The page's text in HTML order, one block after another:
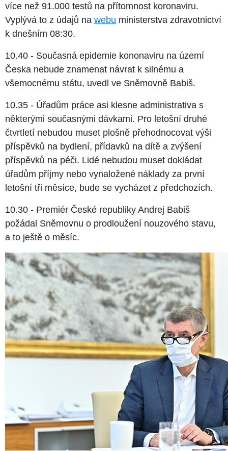
více než 91.000 testů na přítomnost koronaviru.
Vyplývá to z údajů na webu ministerstva zdravotnictví
k dnešním 08:30.
10.40 - Současná epidemie kononaviru na území
Česka nebude znamenat návrat k silnému a
všemocnému státu, uvedl ve Sněmovně Babiš.
10.35 - Úřadům práce asi klesne administrativa s
některými současnými dávkami. Pro letošní druhé
čtvrtletí nebudou muset plošně přehodnocovat výši
příspěvků na bydlení, přídavků na dítě a zvýšení
příspěvků na péči. Lidé nebudou muset dokládat
úřadům příjmy nebo vynaložené náklady za první
letošní tři měsíce, bude se vycházet z předchozích.
10.30 - Premiér České republiky Andrej Babiš
požádal Sněmovnu o prodloužení nouzového stavu,
a to ještě o měsíc.